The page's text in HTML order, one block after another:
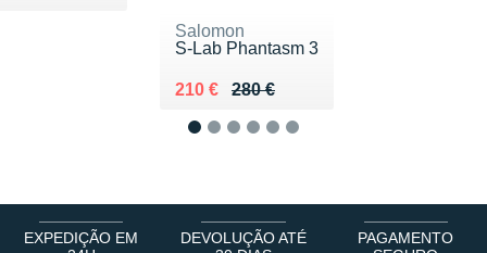
Salomon
S-Lab Phantasm 3
280 €
Au lieu de 280 €
210 €
Vendu 210 €
EXPEDIÇÃO EM
DEVOLUÇÃO ATÉ
PAGAMENTO